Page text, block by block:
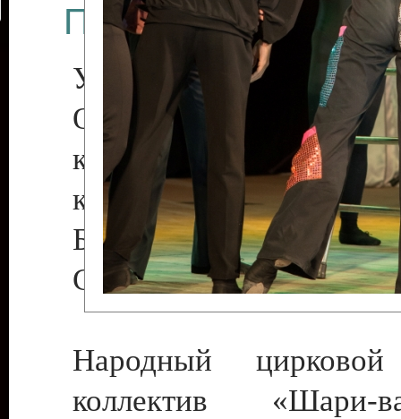
Приднестровского
Участники фестиваля:
Образцовый
коллектив
культуры с.
Бендеры ,
Светлана Георгиевна
Народный цирковой
коллектив